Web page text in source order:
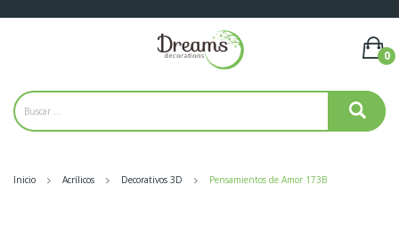
0
Inicio Acrílicos Decorativos 3D Pensamientos de Amor 173B